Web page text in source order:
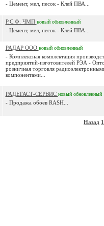
- Цемент, мел, песок - Клей ПВА...
Р.С.Ф. ЧМП новый обновленный
- Цемент, мел, песок - Клей ПВА...
РАДАР ООО новый обновленный
- Комплексная комплектация
предприятий-изготовителей РЭА -
розничная торговля
компонентами...
РАДЕГАСТ-СЕРВИС новый обновленный
- Продажа обоев RASH...
Назад 1